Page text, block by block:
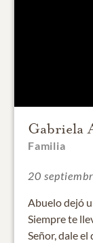
Gabriela
Familia
20
Abuelo dejó
Siempre te
Señor, dale